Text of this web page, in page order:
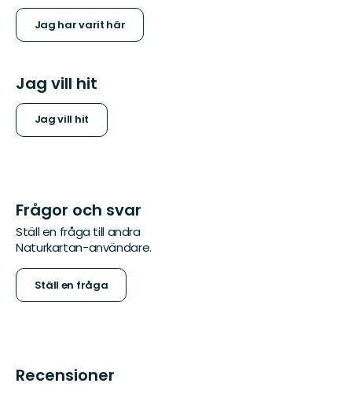
Jag har varit här
Jag vill hit
Jag vill hit
Frågor och svar
Ställ en fråga till andra
Naturkartan-användare.
Ställ en fråga
Recensioner